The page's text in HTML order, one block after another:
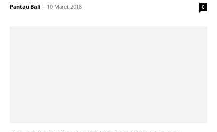
Pantau Bali - 10 Maret 2018 0